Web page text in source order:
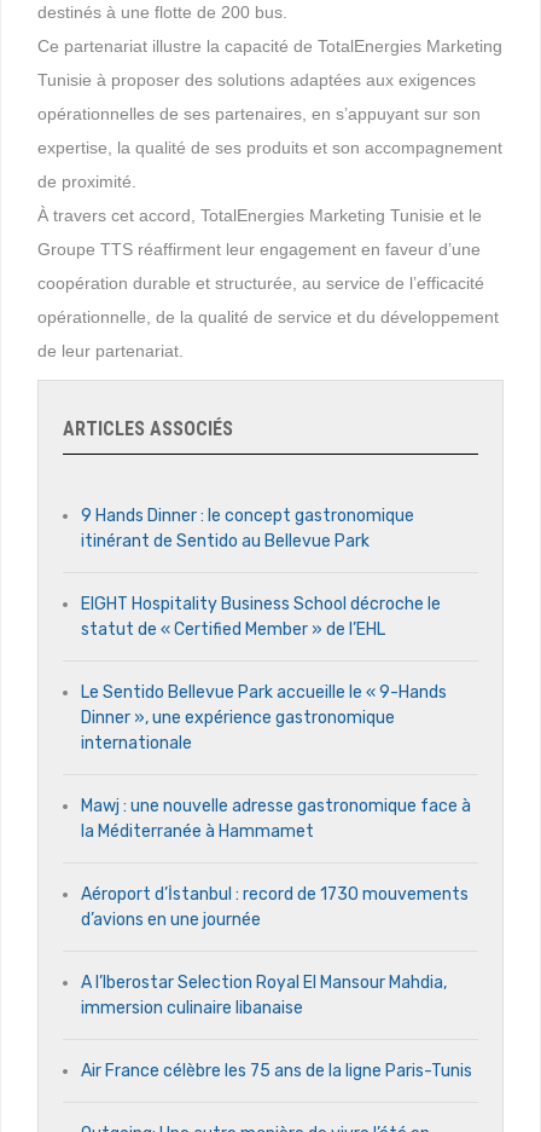
destinés à une flotte de 200 bus.
Ce partenariat illustre la capacité de TotalEnergies Marketing
Tunisie à proposer des solutions adaptées aux exigences
opérationnelles de ses partenaires, en s’appuyant sur son
expertise, la qualité de ses produits et son accompagnement
de proximité.
À travers cet accord, TotalEnergies Marketing Tunisie et le
Groupe TTS réaffirment leur engagement en faveur d’une
coopération durable et structurée, au service de l’efficacité
opérationnelle, de la qualité de service et du développement
de leur partenariat.
ARTICLES ASSOCIÉS
9 Hands Dinner : le concept gastronomique
itinérant de Sentido au Bellevue Park
EIGHT Hospitality Business School décroche le
statut de « Certified Member » de l’EHL
Le Sentido Bellevue Park accueille le « 9-Hands
Dinner », une expérience gastronomique
internationale
Mawj : une nouvelle adresse gastronomique face à
la Méditerranée à Hammamet
Aéroport d’İstanbul : record de 1730 mouvements
d’avions en une journée
A l’Iberostar Selection Royal El Mansour Mahdia,
immersion culinaire libanaise
Air France célèbre les 75 ans de la ligne Paris-Tunis